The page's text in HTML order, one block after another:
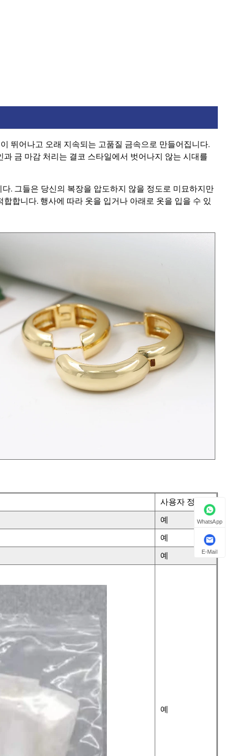
뛰어나고 오래 지속되는 고품질 금속으로 만들어집니다.
금 마감 처리는 결코 스타일에서 벗어나지 않는 시대를
. 그들은 당신의 복장을 압도하지 않을 정도로 미묘하지만
합니다. 행사에 따라 옷을 입거나 아래로 옷을 입을 수 있
사용자 정의
예
예
예
예
WhatsApp
E-Mail